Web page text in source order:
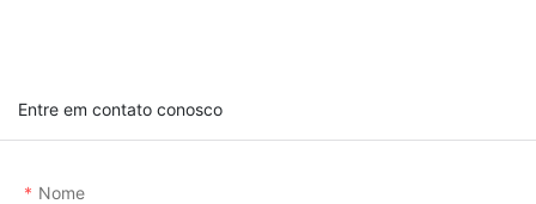
Entre em contato conosco
Nome